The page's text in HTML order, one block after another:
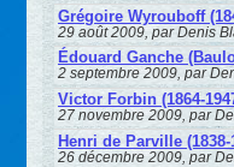
Grégoire Wyrouboff
29 août 2009, par Denis
Édouard Ganche
2 septembre 2009, par
Victor Forbin (1864-
27 novembre 2009, par
Henri de Parville (1838-
26 décembre 2009, par